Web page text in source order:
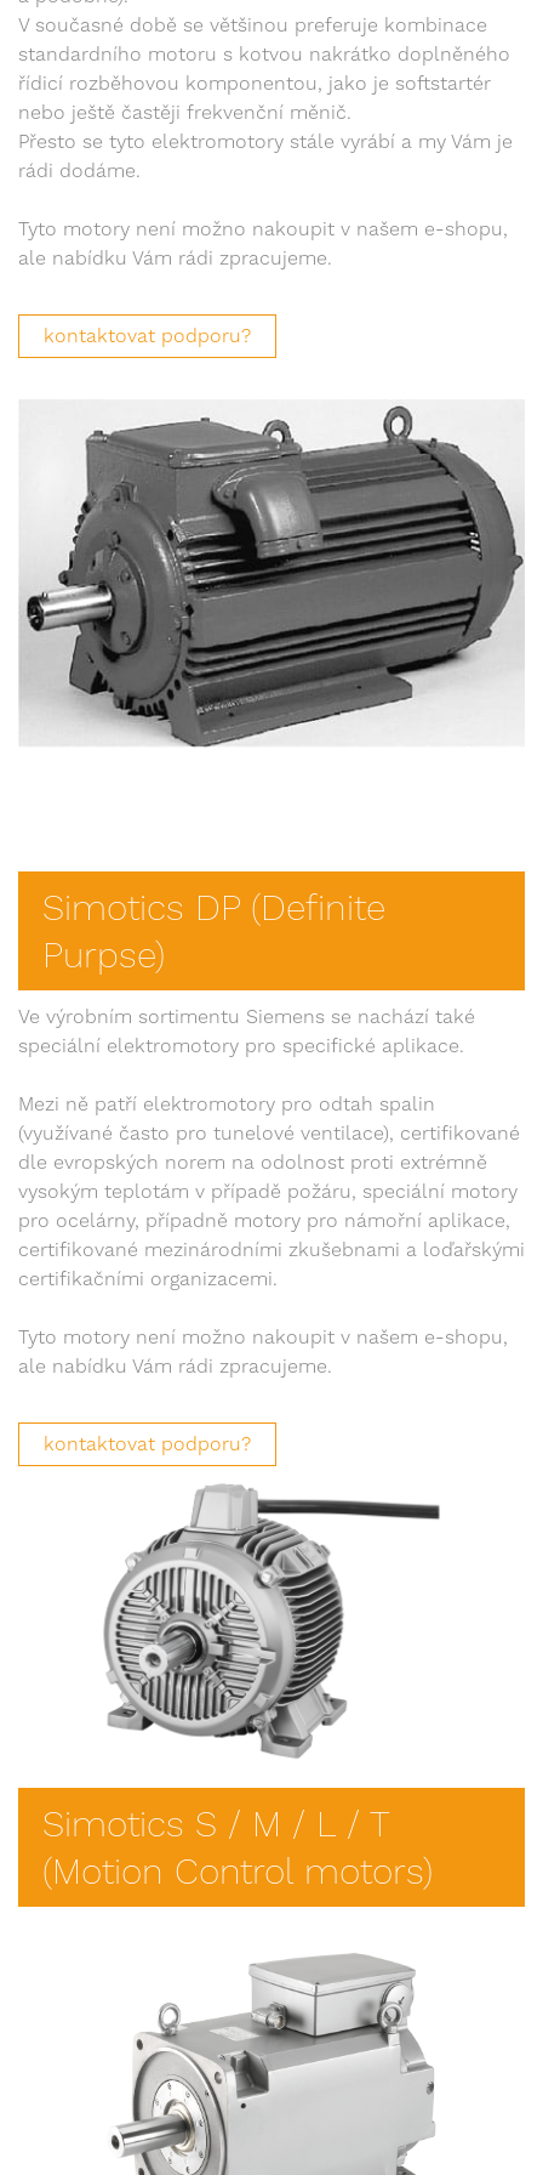
V současné době se většinou preferuje kombinace
standardního motoru s kotvou nakrátko doplněného
řídicí rozběhovou komponentou, jako je softstartér
nebo ještě častěji frekvenční měnič.
Přesto se tyto elektromotory stále vyrábí a my Vám je
rádi dodáme.
Tyto motory není možno nakoupit v našem e-shopu,
ale nabídku Vám rádi zpracujeme.
kontaktovat podporu?
Simotics DP (Definite
Purpse)
Ve výrobním sortimentu Siemens se nachází také
speciální elektromotory pro specifické aplikace.
Mezi ně patří elektromotory pro odtah spalin
(využívané často pro tunelové ventilace), certifikované
dle evropských norem na odolnost proti extrémně
vysokým teplotám v případě požáru, speciální motory
pro ocelárny, případně motory pro námořní aplikace,
certifikované mezinárodními zkušebnami a loďařskými
certifikačními organizacemi.
Tyto motory není možno nakoupit v našem e-shopu,
ale nabídku Vám rádi zpracujeme.
kontaktovat podporu?
Simotics S / M / L / T
(Motion Control motors)